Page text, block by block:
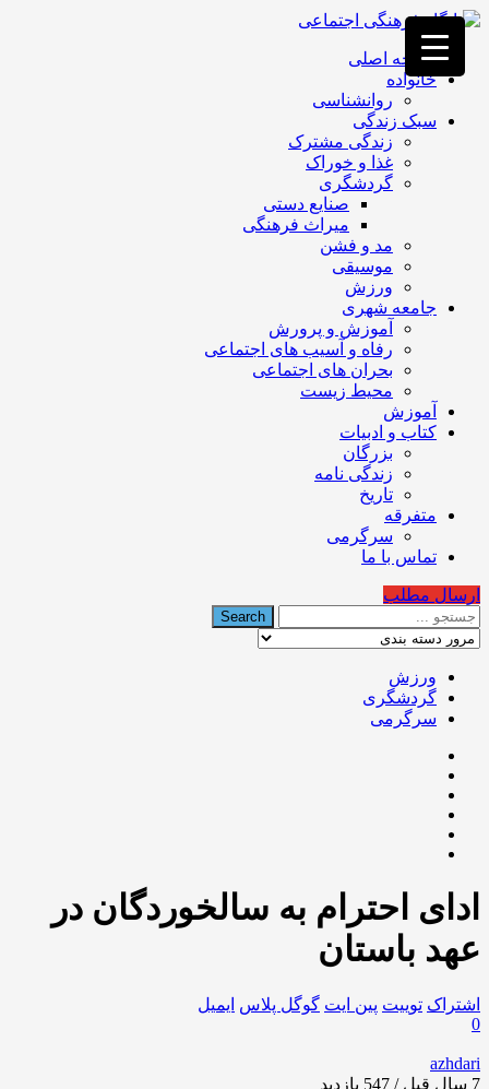
فصد
خون
غرب
تهران
خشکشویی
تصفیه
تهران
صفحه اصلی
خانواده
روانشناسی
سبک زندگی
زندگی مشترک
غذا و خوراک
گردشگری
صنایع دستی
میراث فرهنگی
مد و فشن
موسیقی
ورزش
جامعه شهری
آموزش و پرورش
رفاه و آسیب های اجتماعی
بحران های اجتماعی
محیط زیست
آموزش
کتاب و ادبیات
بزرگان
زندگی نامه
تاریخ
متفرقه
سرگرمی
تماس با ما
ارسال مطلب
ورزش
گردشگری
سرگرمی
ادای احترام به سالخوردگان در
عهد باستان
اشتراک توییت پین ایت گوگل‌ پلاس ایمیل
0
azhdari
7 سال قبل / 547
بازدید